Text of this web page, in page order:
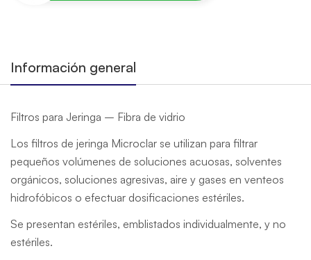
Información general
Filtros para Jeringa – Fibra de vidrio
Los filtros de jeringa Microclar se utilizan para filtrar
pequeños volúmenes de soluciones acuosas, solventes
orgánicos, soluciones agresivas, aire y gases en venteos
hidrofóbicos o efectuar dosificaciones estériles.
Se presentan estériles, emblistados individualmente, y no
estériles.